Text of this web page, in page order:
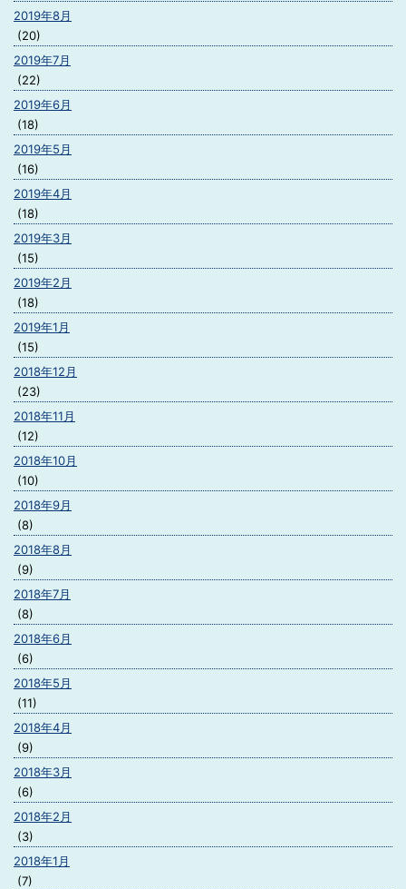
2019年8月
(20)
2019年7月
(22)
2019年6月
(18)
2019年5月
(16)
2019年4月
(18)
2019年3月
(15)
2019年2月
(18)
2019年1月
(15)
2018年12月
(23)
2018年11月
(12)
2018年10月
(10)
2018年9月
(8)
2018年8月
(9)
2018年7月
(8)
2018年6月
(6)
2018年5月
(11)
2018年4月
(9)
2018年3月
(6)
2018年2月
(3)
2018年1月
(7)